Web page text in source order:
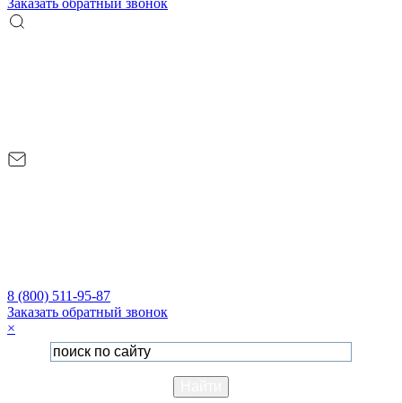
Заказать обратный звонок
8 (800) 511-95-87
Заказать обратный звонок
×